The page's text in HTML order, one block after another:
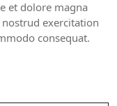
et dolore magna
exercitation
consequat.